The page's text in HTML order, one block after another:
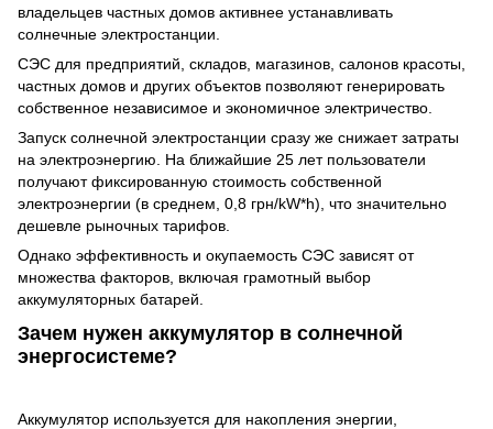
владельцев частных домов активнее устанавливать
солнечные электростанции.
СЭС для предприятий, складов, магазинов, салонов красоты,
частных домов и других объектов позволяют генерировать
собственное независимое и экономичное электричество.
Запуск солнечной электростанции сразу же снижает затраты
на электроэнергию. На ближайшие 25 лет пользователи
получают фиксированную стоимость собственной
электроэнергии (в среднем, 0,8 грн/kW*h), что значительно
дешевле рыночных тарифов.
Однако эффективность и окупаемость СЭС зависят от
множества факторов, включая грамотный выбор
аккумуляторных батарей.
Зачем нужен аккумулятор в солнечной
энергосистеме?
Аккумулятор используется для накопления энергии,